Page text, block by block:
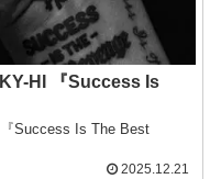
HI 『Success Is
Success Is The Best
2025.12.21